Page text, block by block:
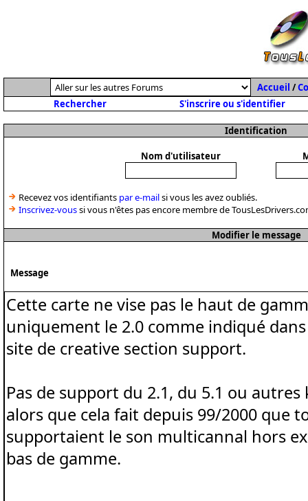
Accueil /
Rechercher
S'inscrire ou s'identifier
Identification
Nom d'utilisateur
Recevez vos identifiants par e-mailsi vous les avez oubliés.
Inscrivez-voussi vous n'êtes pas encore membre de
Modifier le message
Message